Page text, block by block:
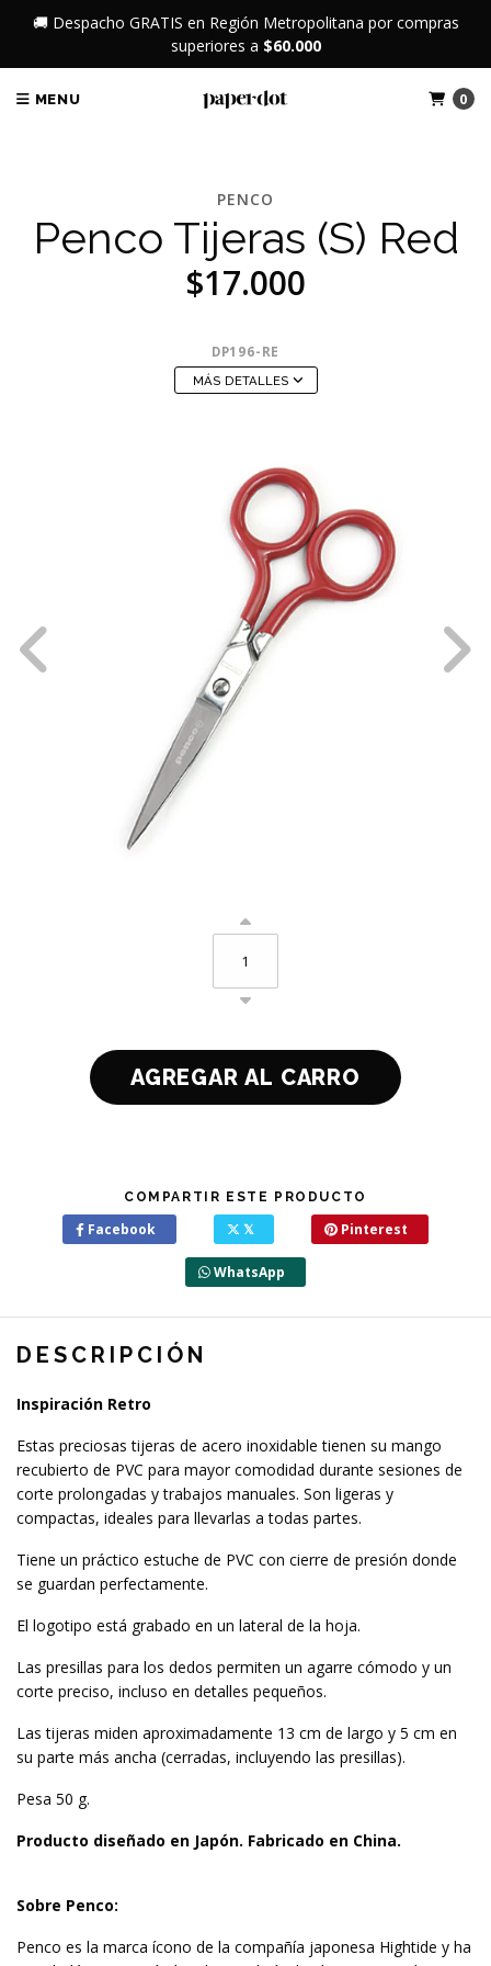
🚚 Despacho GRATIS en Región Metropolitana por compras
superiores a $60.000
MENU 0
PENCO
Penco Tijeras (S) Red
$17.000
DP196-RE
MÁS DETALLES
COMPARTIR ESTE PRODUCTO
Facebook 𝕏 Pinterest
WhatsApp
DESCRIPCIÓN
Inspiración Retro
Estas preciosas tijeras de acero inoxidable tienen su mango
recubierto de PVC para mayor comodidad durante sesiones de
corte prolongadas y trabajos manuales. Son ligeras y
compactas, ideales para llevarlas a todas partes.
Tiene un práctico estuche de PVC con cierre de presión donde
se guardan perfectamente.
El logotipo está grabado en un lateral de la hoja.
Las presillas para los dedos permiten un agarre cómodo y un
corte preciso, incluso en detalles pequeños.
Las tijeras miden aproximadamente 13 cm de largo y 5 cm en
su parte más ancha (cerradas, incluyendo las presillas).
Pesa 50 g.
Producto diseñado en Japón. Fabricado en China.
Sobre Penco:
Penco es la marca ícono de la compañía japonesa Hightide y ha